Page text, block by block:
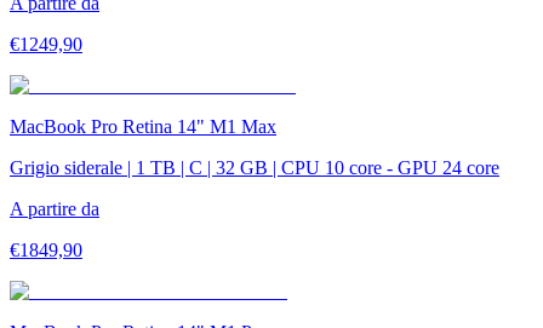
€1249,90
MacBook Pro Retina 14" M1 Max
Grigio siderale | 1 TB | C | 32 GB | CPU 10 core - GPU 24 core
A partire da
€1849,90